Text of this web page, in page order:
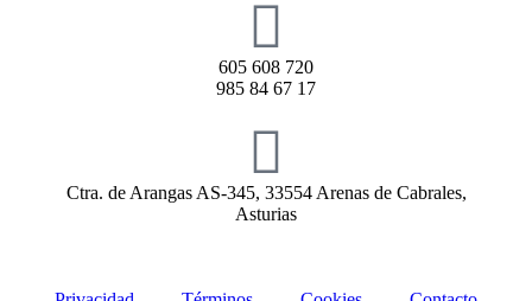
605 608 720
985 84 67 17
Ctra. de Arangas AS-345, 33554 Arenas de Cabrales,
Asturias